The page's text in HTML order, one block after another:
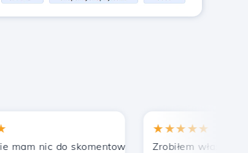
nic do skomentowania, tylko do docenienia. Z
★★★★★
Zrobiłem właściwy